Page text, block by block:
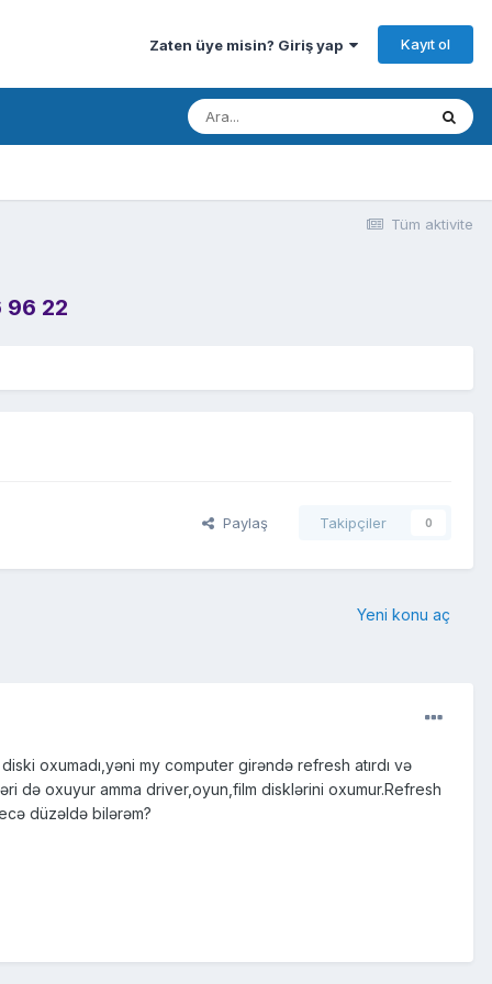
Zaten üye misin? Giriş yap Kayıt ol
Tüm aktivite
96 22
Paylaş Takipçiler 0
Yeni konu aç
oxumadı,yəni my computer girəndə refresh atırdı və
də oxuyur amma driver,oyun,film disklərini oxumur.Refresh
düzəldə bilərəm?